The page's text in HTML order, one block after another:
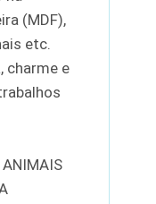
(MDF),
etc.
charme e